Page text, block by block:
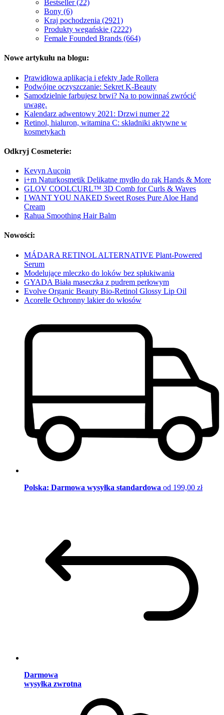
Bestseller (22)
Bony (6)
Kraj pochodzenia (2921)
Produkty wegańskie (2222)
Female Founded Brands (664)
Nowe artykułu na blogu:
Prawidłowa aplikacja i efekty Jade Rollera
Podwójne oczyszczanie: Sekret K-Beauty
Samodzielnie farbujesz brwi? Na to powinnaś zwrócić
uwagę.
Kalendarz adwentowy 2021: Drzwi numer 22
Retinol, hialuron, witamina C: składniki aktywne w
kosmetykach
Odkryj Cosmeterie:
Kevyn Aucoin
i+m Naturkosmetik Delikatne mydło do rąk Hands & More
GLOV COOLCURL™ 3D Comb for Curls & Waves
I WANT YOU NAKED Sweet Roses Pure Aloe Hand
Cream
Rahua Smoothing Hair Balm
Nowości:
MÁDARA RETINOL ALTERNATIVE Plant-Powered
Serum
Modelujące mleczko do loków bez spłukiwania
GYADA Biała maseczka z pudrem perłowym
Evolve Organic Beauty Bio-Retinol Glossy Lip Oil
Acorelle Ochronny lakier do włosów
Polska: Darmowa wysyłka standardowa od 199,00 zł
Darmowa
wysyłka zwrotna